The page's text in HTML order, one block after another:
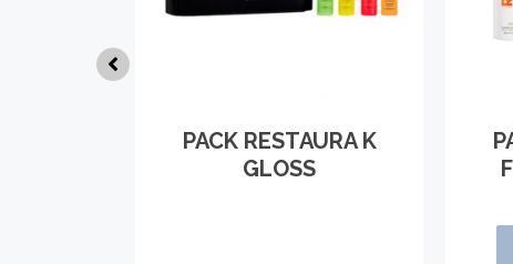
PACK RESTAURA K
GLOSS